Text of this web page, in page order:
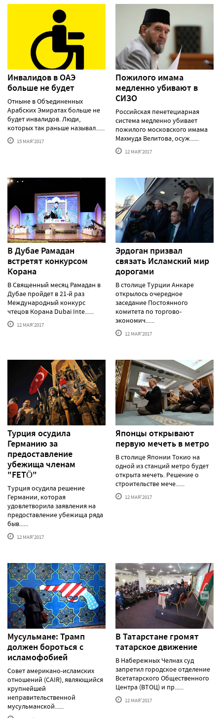
Инвалидов в ОАЭ
больше не будет
Отныне в Объединенных
Арабских Эмиратах больше не
будет инвалидов. Люди,
которых так раньше называл......
15 МАЯ'2017
Пожилого имама
медленно убивают в
СИЗО
Российская пенетециарная
система медленно убивает
пожилого московского имама
Махмуда Велитова, осуж......
12 МАЯ'2017
В Дубае Рамадан
встретят конкурсом
Корана
В Священный месяц Рамадан в
Дубае пройдет в 21-й раз
Международный конкурс
чтецов Корана Dubai Inte......
12 МАЯ'2017
Эрдоган призвал
связать Исламский мир
дорогами
В столице Турции Анкаре
открылось очередное
заседание Постоянного
комитета по торгово-
экономич......
12 МАЯ'2017
Турция осудила
Германию за
предоставление
убежища членам
"FETÖ"
Турция осудила решение
Германии, которая
удовлетворила заявления на
предоставление убежища ряда
быв......
12 МАЯ'2017
Японцы открывают
первую мечеть в метро
В столице Японии Токио на
одной из станций метро будет
открыта мечеть. Решение о
строительстве мече......
12 МАЯ'2017
Мусульмане: Трамп
должен бороться с
исламофобией
Совет американо-исламских
отношений (CAIR), являющийся
крупнейшей
неправительственной
мусульманской......
В Татарстане громят
татарское движение
В Набережных Челнах суд
запретил городское отделение
Всетатарского Общественного
Центра (ВТОЦ) и пр......
12 МАЯ'2017